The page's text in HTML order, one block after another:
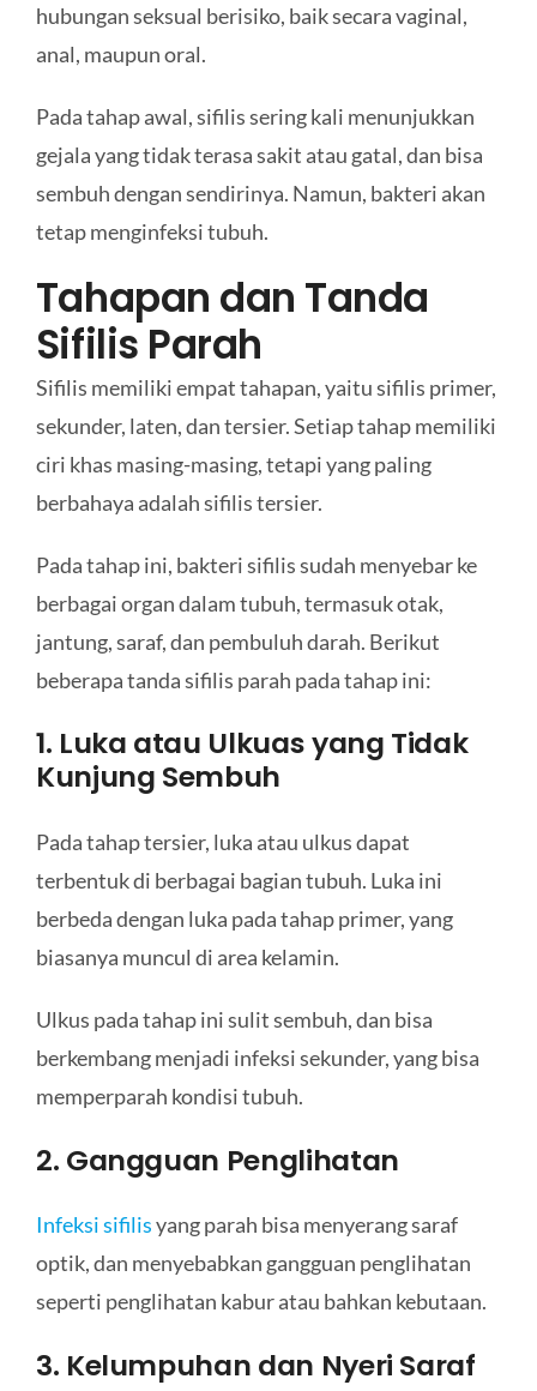
hubungan seksual berisiko, baik secara vaginal,
anal, maupun oral.
Pada tahap awal, sifilis sering kali menunjukkan
gejala yang tidak terasa sakit atau gatal, dan bisa
sembuh dengan sendirinya. Namun, bakteri akan
tetap menginfeksi tubuh.
Tahapan dan Tanda
Sifilis Parah
Sifilis memiliki empat tahapan, yaitu sifilis primer,
sekunder, laten, dan tersier. Setiap tahap memiliki
ciri khas masing-masing, tetapi yang paling
berbahaya adalah sifilis tersier.
Pada tahap ini, bakteri sifilis sudah menyebar ke
berbagai organ dalam tubuh, termasuk otak,
jantung, saraf, dan pembuluh darah. Berikut
beberapa tanda sifilis parah pada tahap ini:
1. Luka atau Ulkuas yang Tidak
Kunjung Sembuh
Pada tahap tersier, luka atau ulkus dapat
terbentuk di berbagai bagian tubuh. Luka ini
berbeda dengan luka pada tahap primer, yang
biasanya muncul di area kelamin.
Ulkus pada tahap ini sulit sembuh, dan bisa
berkembang menjadi infeksi sekunder, yang bisa
memperparah kondisi tubuh.
2. Gangguan Penglihatan
Infeksi sifilisyang parah bisa menyerang saraf
optik, dan menyebabkan gangguan penglihatan
seperti penglihatan kabur atau bahkan kebutaan.
3. Kelumpuhan dan Nyeri Saraf